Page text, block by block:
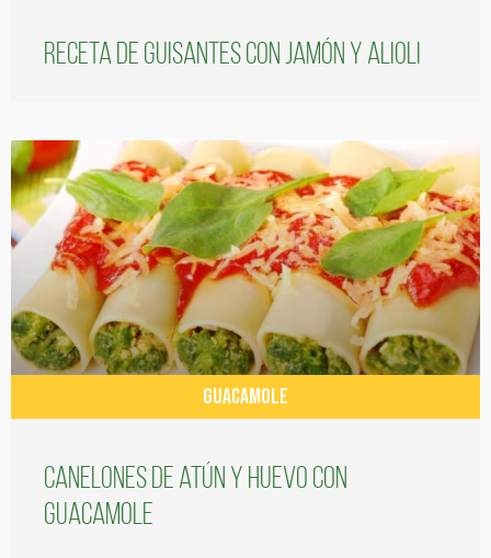
Receta de guisantes con jamón y alioli
GUACAMOLE
Canelones de atún y huevo con
guacamole